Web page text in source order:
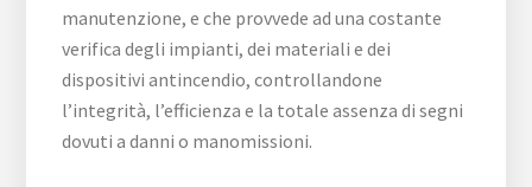
manutenzione, e che provvede ad una costante
verifica degli impianti, dei materiali e dei
dispositivi antincendio, controllandone
l’integrità, l’efficienza e la totale assenza di segni
dovuti a danni o manomissioni.